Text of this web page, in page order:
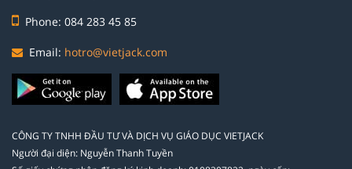
Phone: 084 283 45 85
Email: hotro@vietjack.com
CÔNG TY TNHH ĐẦU TƯ VÀ DỊCH VỤ GIÁO DỤC VIETJACK
Người đại diện: Nguyễn Thanh Tuyền